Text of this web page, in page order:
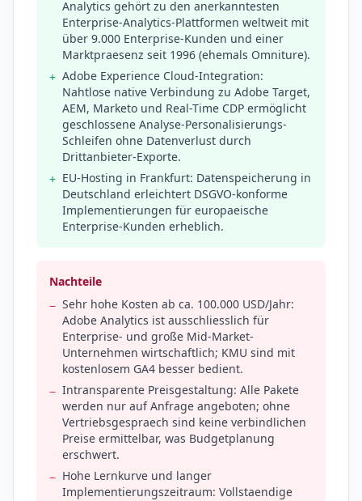
Analytics gehört zu den anerkanntesten
Enterprise-Analytics-Plattformen weltweit mit
über 9.000 Enterprise-Kunden und einer
Marktpraesenz seit 1996 (ehemals Omniture).
+ Adobe Experience Cloud-Integration:
Nahtlose native Verbindung zu Adobe Target,
AEM, Marketo und Real-Time CDP ermöglicht
geschlossene Analyse-Personalisierungs-
Schleifen ohne Datenverlust durch
Drittanbieter-Exporte.
+ EU-Hosting in Frankfurt: Datenspeicherung in
Deutschland erleichtert DSGVO-konforme
Implementierungen für europaeische
Enterprise-Kunden erheblich.
Nachteile
− Sehr hohe Kosten ab ca. 100.000 USD/Jahr:
Adobe Analytics ist ausschliesslich für
Enterprise- und große Mid-Market-
Unternehmen wirtschaftlich; KMU sind mit
kostenlosem GA4 besser bedient.
− Intransparente Preisgestaltung: Alle Pakete
werden nur auf Anfrage angeboten; ohne
Vertriebsgespraech sind keine verbindlichen
Preise ermittelbar, was Budgetplanung
erschwert.
− Hohe Lernkurve und langer
Implementierungszeitraum: Vollstaendige